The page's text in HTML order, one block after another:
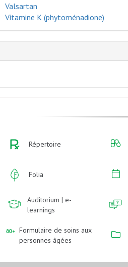
Valsartan
Vitamine K (phytoménadione)
Répertoire
Folia
Auditorium | e-
learnings
Formulaire de soins aux
personnes âgées